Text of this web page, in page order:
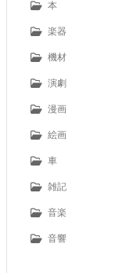
本
楽器
機材
演劇
漫画
絵画
車
雑記
音楽
音響